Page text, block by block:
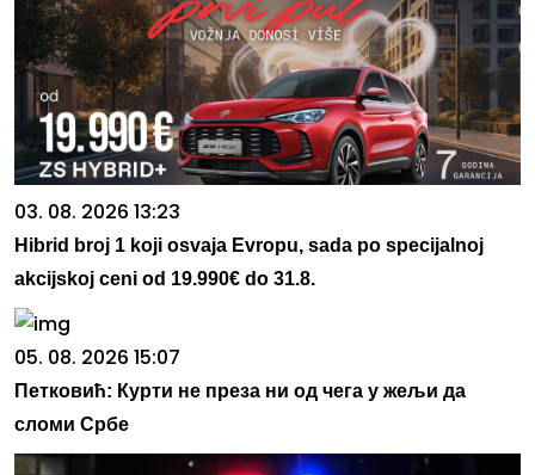
03. 08. 2026 13:23
Hibrid broj 1 koji osvaja Evropu, sada po specijalnoj
akcijskoj ceni od 19.990€ do 31.8.
05. 08. 2026 15:07
Петковић: Курти не преза ни од чега у жељи да
сломи Србе